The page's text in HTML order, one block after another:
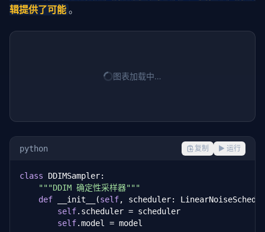
辑提供了可能 。
图表加载中…
python 复制 ▶ 运行
class DDIMSampler:
"""DDIM 确定性采样器"""
def __init__(self, scheduler:
self.scheduler = scheduler
self.model = model